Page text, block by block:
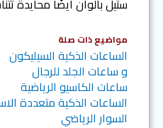
مواضيع ذات صلة
الساعات الذكية السيليكون
و ساعات الجلد للرجال
ساعات الكاسيو الرياضية
الساعات الذكية متعددة
السوار الرياضي